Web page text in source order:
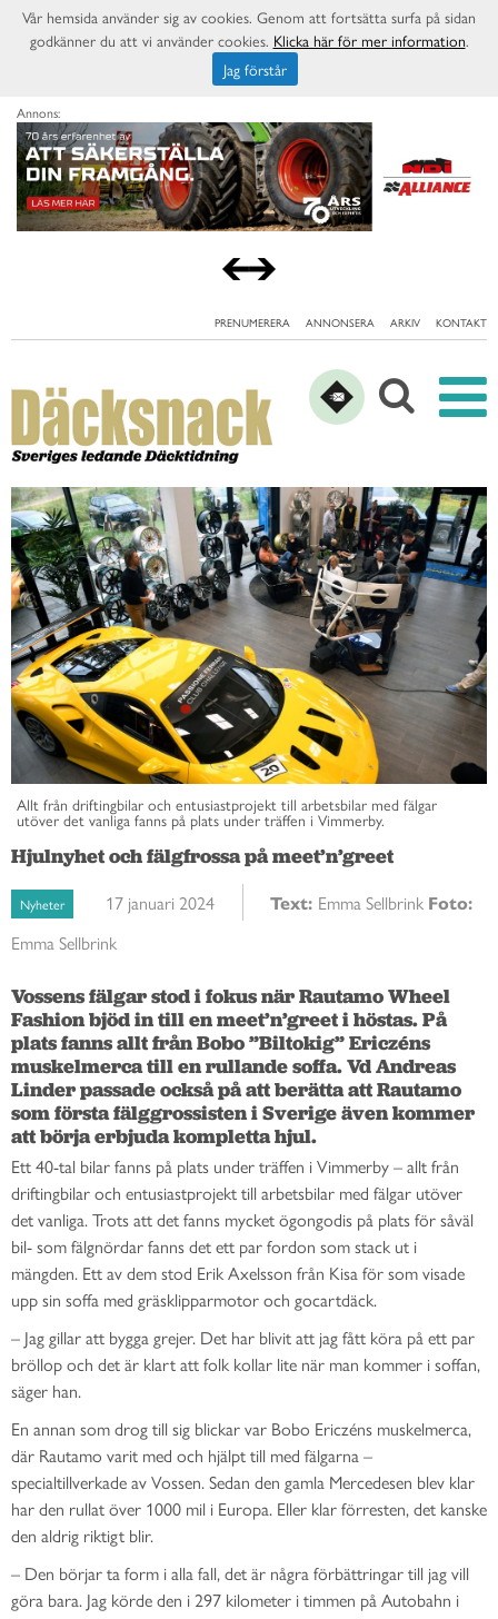
Annons:
PRENUMERERA ANNONSERA ARKIV KONTAKT
Allt från driftingbilar och entusiastprojekt till arbetsbilar med fälgar
utöver det vanliga fanns på plats under träffen i Vimmerby.
Hjulnyhet och fälgfrossa på meet’n’greet
Nyheter 17 januari 2024 Text: Emma Sellbrink Foto:
Emma Sellbrink
Vossens fälgar stod i fokus när Rautamo Wheel
Fashion bjöd in till en meet’n’greet i höstas. På
plats fanns allt från Bobo ”Biltokig” Ericzéns
muskelmerca till en rullande soffa. Vd Andreas
Linder passade också på att berätta att Rautamo
som första fälggrossisten i Sverige även kommer
att börja erbjuda kompletta hjul.
Ett 40-tal bilar fanns på plats under träffen i Vimmerby – allt från
driftingbilar och entusiastprojekt till arbetsbilar med fälgar utöver
det vanliga. Trots att det fanns mycket ögongodis på plats för såväl
bil- som fälgnördar fanns det ett par fordon som stack ut i
mängden. Ett av dem stod Erik Axelsson från Kisa för som visade
upp sin soffa med gräsklipparmotor och gocartdäck.
– Jag gillar att bygga grejer. Det har blivit att jag fått köra på ett par
bröllop och det är klart att folk kollar lite när man kommer i soffan,
säger han.
En annan som drog till sig blickar var Bobo Ericzéns muskelmerca,
där Rautamo varit med och hjälpt till med fälgarna –
specialtillverkade av Vossen. Sedan den gamla Mercedesen blev klar
har den rullat över 1000 mil i Europa. Eller klar förresten, det kanske
den aldrig riktigt blir.
– Den börjar ta form i alla fall, det är några förbättringar till jag vill
göra bara. Jag körde den i 297 kilometer i timmen på Autobahn i
Vår hemsida använder sig av cookies. Genom att fortsätta surfa på sidan
godkänner du att vi använder cookies. Klicka här för mer information.
Jag förstår